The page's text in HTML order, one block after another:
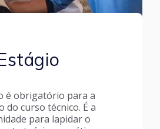
é obrigatório para a
do curso técnico. É a
para lapidar o